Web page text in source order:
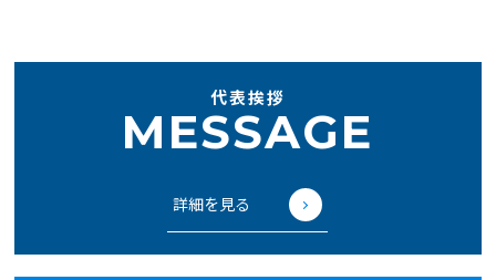
代表挨拶
MESSAGE
詳細を見る